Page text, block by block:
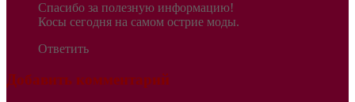
Спасибо за полезную информацию!
Косы сегодня на самом острие моды.
Ответить
Добавить комментарий